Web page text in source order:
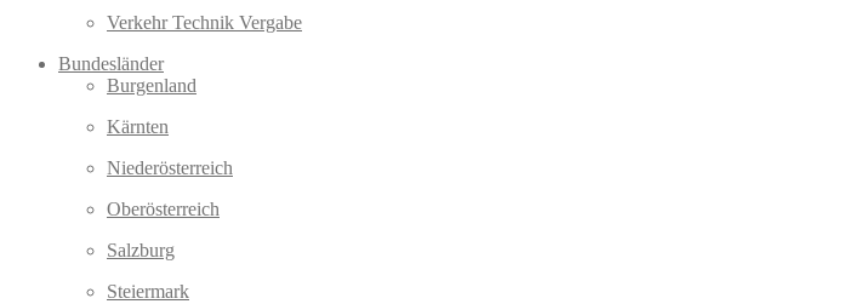
Verkehr Technik Vergabe
Bundesländer
Burgenland
Kärnten
Niederösterreich
Oberösterreich
Salzburg
Steiermark